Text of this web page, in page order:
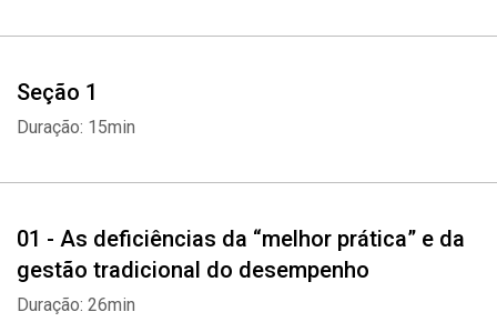
Seção 1
Duração: 15min
01 - As deficiências da “melhor prática” e da
gestão tradicional do desempenho
Duração: 26min